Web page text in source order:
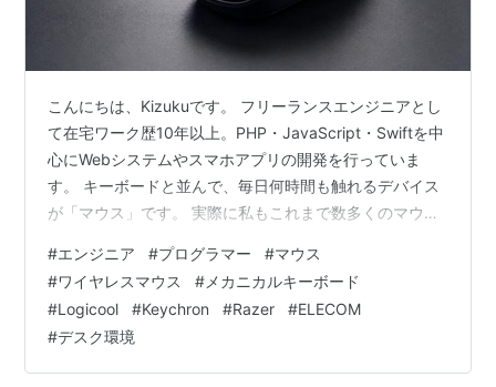
こんにちは、Kizukuです。 フリーランスエンジニアとし
て在宅ワーク歴10年以上。PHP・JavaScript・Swiftを中
心にWebシステムやスマホアプリの開発を行っていま
す。 キーボードと並んで、毎日何時間も触れるデバイス
が「マウス」です。 実際に私もこれまで数多くのマウス
疲れが減り、作業効率が大きく向上した経験がありま
す。 この記事では、エンジニア目線で「長時間使っても
疲れにくい」「作業効率が上がる」「コスパが高い」と
いうポイントを重視し、おすすめのマウスを5製品厳選し
て紹介します。 エンジニアこそマウスにこだわるべき理
#エンジニア #プログラマー #マウス
#ワイヤレスマウス # メカニカルキーボード
#Logicool #Keychron #Razer #ELECOM
#デスク環境